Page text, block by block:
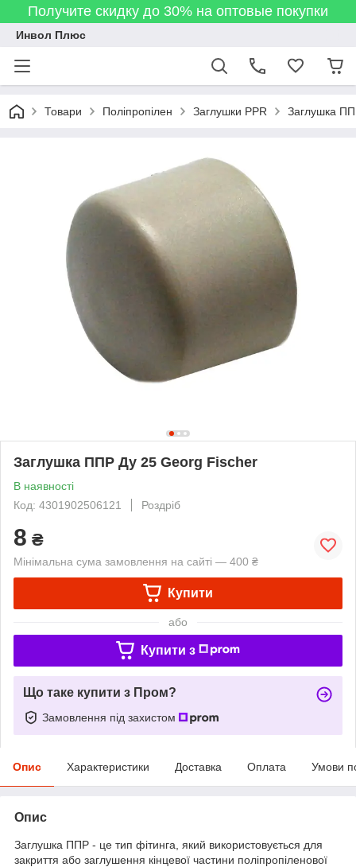
Получите скидку до 30% на оптовые покупки
Инвол Плюс
Товари Поліпропілен Заглушки PPR Заглушка
Заглушка ППР Ду 25 Georg Fischer
В наявності
Код: 4301902506121
Роздріб
8 ₴
Мінімальна сума замовлення на сайті — 400 ₴
Купити
або
Купити з
Що таке купити з Пром?
Замовлення під захистом
Опис Характеристики Доставка Оплата Умови
Опис
Заглушка ППР - це тип фітинга, який використовується для
закриття або заглушення кінцевої частини поліпропіленової